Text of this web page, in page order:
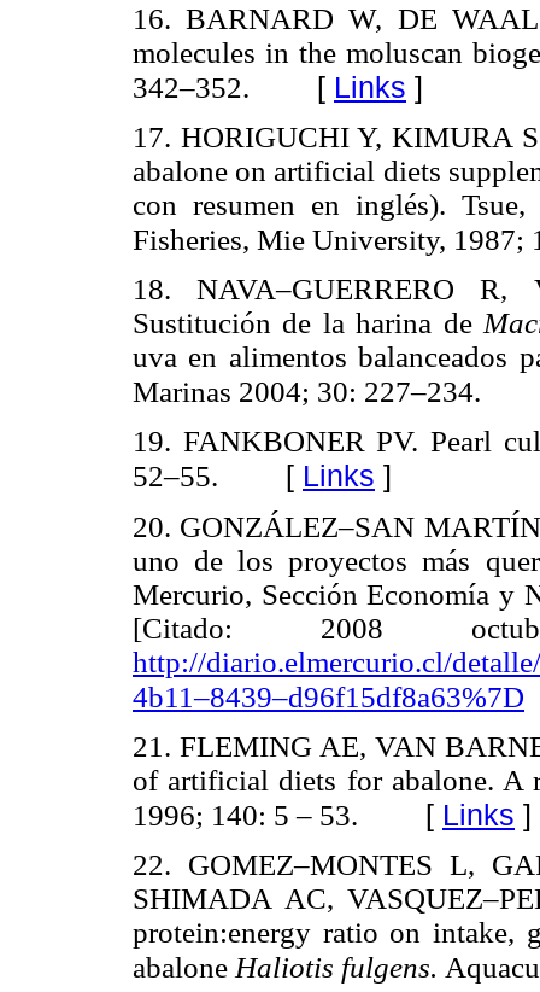
16. BARNARD W, DE
molecules in the moluscan
342–352. [ Links ]
17. HORIGUCHI Y, KIMURA
abalone on artificial diets
con resumen en inglés).
Fisheries, Mie University, 1987;
18. NAVA–GUERRERO
Sustitución de la harina de
uva en alimentos balanceados
Marinas 2004; 30: 227–234.
19. FANKBONER PV. Pearl
52–55. [ Links ]
20. GONZÁLEZ–SAN
uno de los proyectos más
Mercurio, Sección Economía y
[Citado: 2008
http://diario.elmercurio.cl/
4b11–8439–d96f15df8a63%7D
21. FLEMING AE, VAN
of artificial diets for abalone. A
1996; 140: 5 – 53. [ Links ]
22. GOMEZ–MONTES L,
SHIMADA AC,
protein:energy ratio on intake,
abalone Haliotis fulgens.